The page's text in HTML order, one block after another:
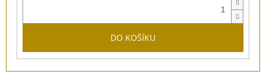
DO KOŠÍKU